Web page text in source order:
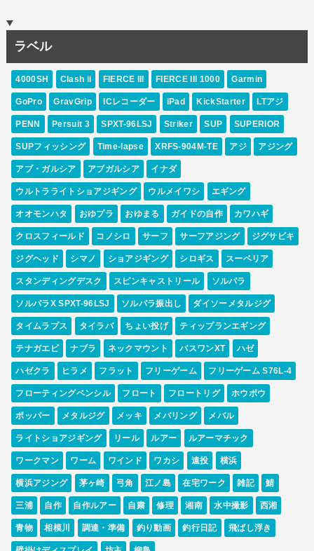
ラベル
4000SH Clash ii FIERCE III FIERCE III 1000 Garmin
GoPro GravGrip ICレコーダー iPad KickStarter LTアジ
PENN Persuit 3 SPXT-96LSJ Striker SUP SUPERIOR
SUPフィッシング Time-lapse XRFS-904M-TE アジ アジング
アブ・ガルシア アブガルシア イナダ
ウルトラライトショアジギング ウルメイワシ エギング
オオモンハタ おゆプラ おゆまる ガイドの自作 カワハギ
クロスフィールド コノシロ サーフ サーフアジング ジグサビキ
ジグヘッド シマノ ショアジギング シロギス スーペリア
スタンディングデスク スピンキャストリール ソルパラ
ソルパラX SPXT-96LSJ ソルパラ振出し ダイソーメタルジグ
タイムラプス タイラバ ちょい投げ ティップランエギング
テナガエビ ナブラ ネックマウント バスワンXT ハゼ
ハゼクラ ヒラメ フラット フリーゲーム フリーゲーム S76L-4
フローティングペンシル フロート フロートリグ ホウボウ
ポッパー メタルジグ メッキ メバリング メバル
ライトショアジギング リール ルアー ルアーマチック
ワークマン ワーム ワインド ワカシ 遠投 横浜
横浜アジング 茅ヶ崎 弓角 江ノ島 在宅ワーク 雑記 鯖
三浦 自作 自作ルアー 自粛 修理 湘南 水中撮影 西湘
青物 相模川 調達・準備 釣り動画 釣行日記 飛ばし浮き